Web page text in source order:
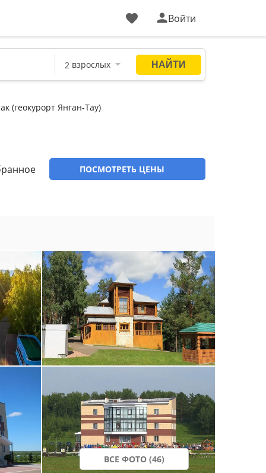
Войти
(геокурорт Янган-Тау)
ПОСМОТРЕТЬ ЦЕНЫ
ВСЕ ФОТО (46)